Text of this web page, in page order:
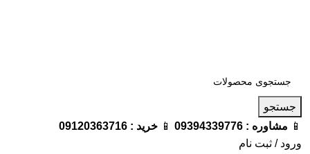
جستجو
📱 مشاوره : 09394339776
📱 خرید : 09120363716
ورود / ثبت نام